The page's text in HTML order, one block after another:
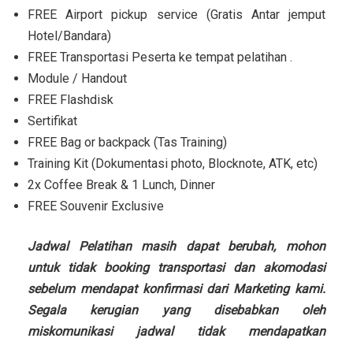
FREE Airport pickup service (Gratis Antar jemput
Hotel/Bandara)
FREE Transportasi Peserta ke tempat pelatihan .
Module / Handout
FREE Flashdisk
Sertifikat
FREE Bag or backpack (Tas Training)
Training Kit (Dokumentasi photo, Blocknote, ATK, etc)
2x Coffee Break & 1 Lunch, Dinner
FREE Souvenir Exclusive
Jadwal Pelatihan masih dapat berubah, mohon
untuk tidak booking transportasi dan akomodasi
sebelum mendapat konfirmasi dari Marketing kami.
Segala kerugian yang disebabkan oleh
miskomunikasi jadwal tidak mendapatkan